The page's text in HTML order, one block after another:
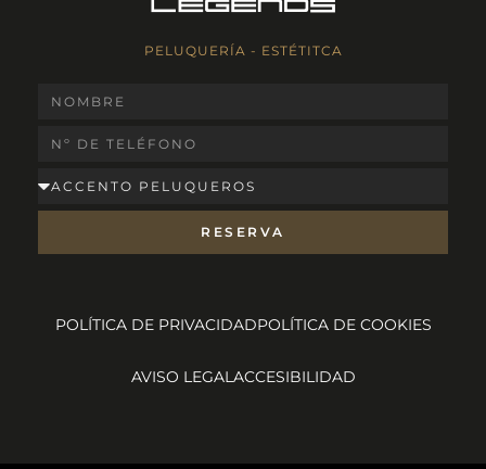
PELUQUERÍA - ESTÉTITCA
Nombre
Teléfono
Centro
RESERVA
POLÍTICA DE PRIVACIDADPOLÍTICA DE COOKIES
AVISO LEGALACCESIBILIDAD